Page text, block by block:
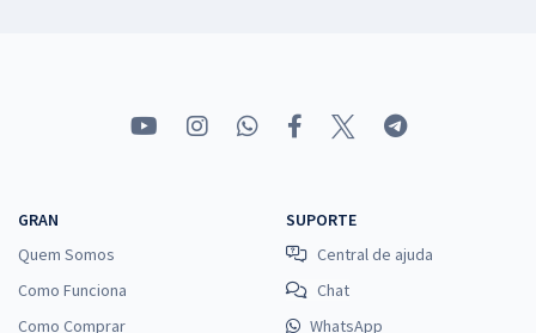
GRAN
Quem Somos
Como Funciona
Como Comprar
SUPORTE
Central de ajuda
Chat
WhatsApp